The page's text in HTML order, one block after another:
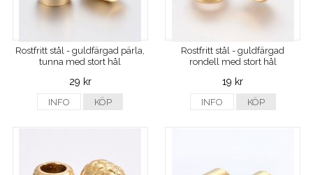
Rostfritt stål - guldfärgad pärla,
tunna med stort hål
29 kr
INFO KÖP
Rostfritt stål - guldfärgad
rondell med stort hål
19 kr
INFO KÖP